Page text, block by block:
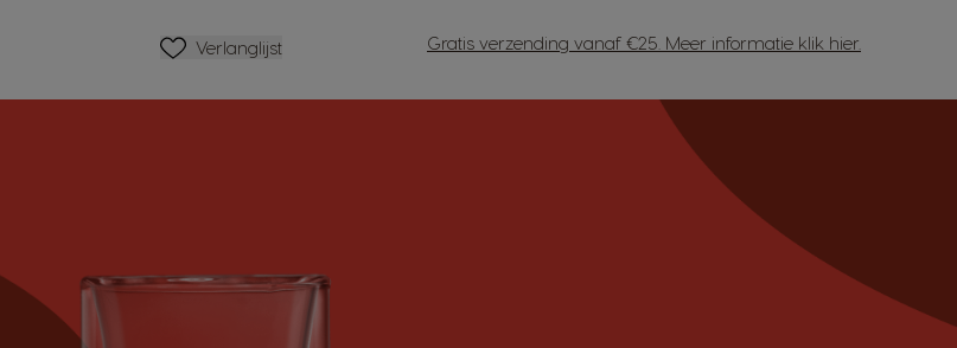
Gratis verzending vanaf €25. Meer informatie klik hier
Verlanglijstje
Verlanglijst